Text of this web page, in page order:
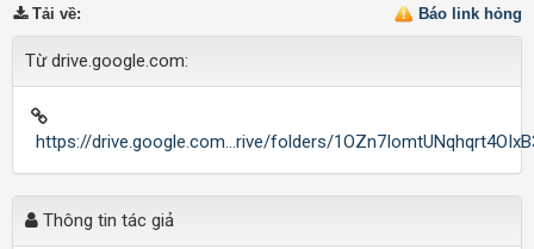
Báo link hỏng
Tải về:
Từ drive.google.com:
https://drive.google.com...rive/folders/
Thông tin tác giả